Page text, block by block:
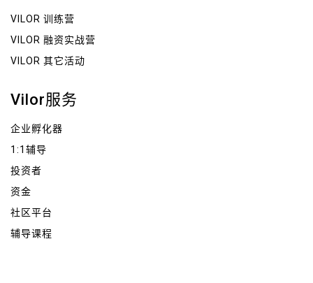
VILOR 训练营
VILOR 融资实战营
VILOR 其它活动
Vilor服务
企业孵化器
1:1辅导
投资者
资金
社区平台
辅导课程